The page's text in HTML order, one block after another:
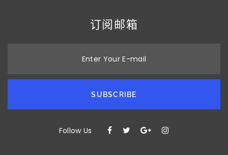
订阅邮箱
Enter Your E-mail
SUBSCRIBE
Follow Us